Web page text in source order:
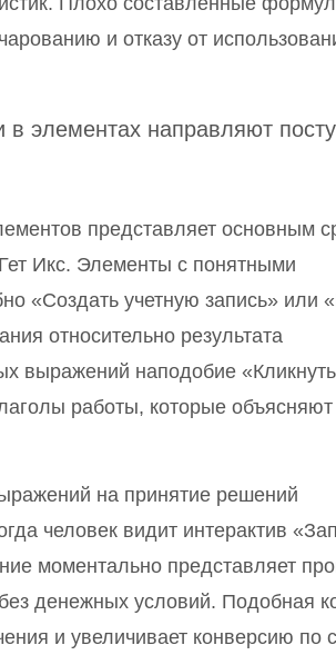
и отказу от
элементах направляют
представляет основным
Икс. Элементы с понятными
«Создать учетную запись» или
относительно результата
выражений наподобие
работы, которые объясняют
на принятие решений
человек видит интерактив
моментально представляет
денежных условий. Подобная
и увеличивает конверсию по